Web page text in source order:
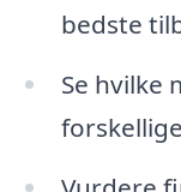
bedste
Se hvilke